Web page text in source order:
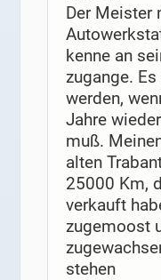
Der Meister
kenne an
zugange.
werden,
Jahre
muß.
alten
25000 Km,
verkauft
zugemoost
stehen